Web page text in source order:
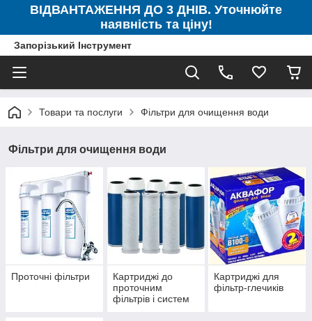
ВІДВАНТАЖЕННЯ ДО 3 ДНІВ. Уточнюйте
наявність та ціну!
Запорізький Інструмент
Товари та послуги Фільтри для очищення води
Фільтри для очищення води
Проточні фільтри
Картриджі до
проточним
фільтрів і систем
Картриджі для
фільтр-глечиків